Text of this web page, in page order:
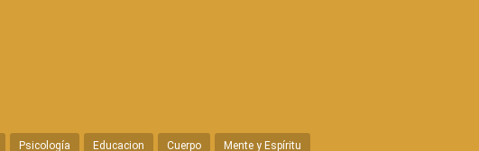
Psicología Educacion Cuerpo Mente y Espíritu